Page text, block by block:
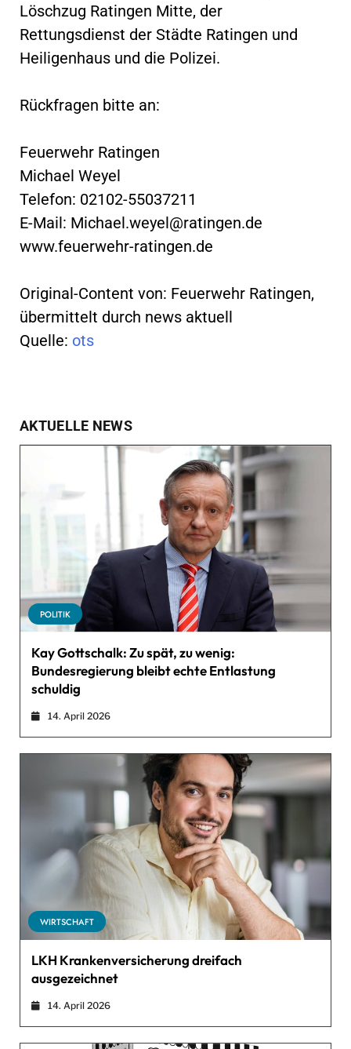
Löschzug Ratingen Mitte, der
Rettungsdienst der Städte Ratingen und
Heiligenhaus und die Polizei.
Rückfragen bitte an:
Feuerwehr Ratingen
Michael Weyel
Telefon: 02102-55037211
E-Mail: Michael.weyel@ratingen.de
www.feuerwehr-ratingen.de
Original-Content von: Feuerwehr Ratingen,
übermittelt durch news aktuell
Quelle: ots
AKTUELLE NEWS
POLITIK
Kay Gottschalk: Zu spät, zu wenig:
Bundesregierung bleibt echte Entlastung
schuldig
14. April 2026
WIRTSCHAFT
LKH Krankenversicherung dreifach
ausgezeichnet
14. April 2026